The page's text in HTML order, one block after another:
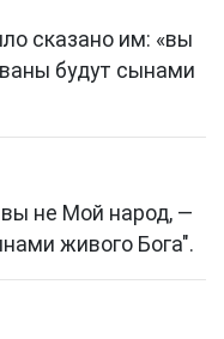
сказано им: «вы
будут сынами
не Мой народ, —
живого Бога".